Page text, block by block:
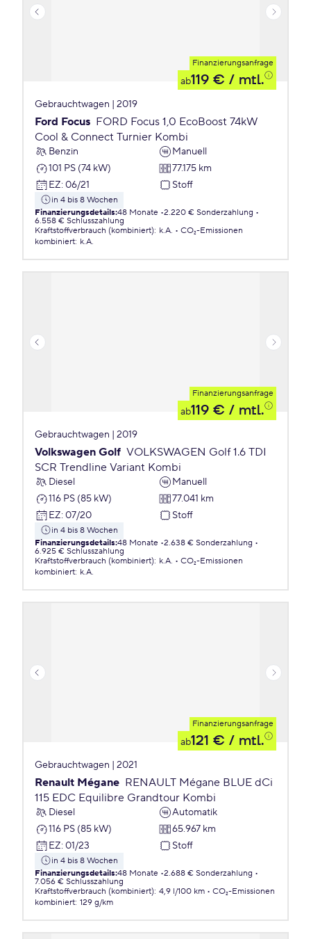
Finanzierungsanfrage
ab119 € / mtl.
Gebrauchtwagen | 2019
Ford Focus FORD Focus 1,0 EcoBoost 74kW
Cool & Connect Turnier Kombi
Benzin
Manuell
101 PS (74 kW)
77.175 km
EZ: 06/21 Stoff
in 4 bis 8 Wochen
Finanzierungsdetails:48 Monate 2.220 € Sonderzahlung
6.558 € Schlusszahlung
Kraftstoffverbrauch (kombiniert): k.A.
CO₂-Emissionen
kombiniert: k.A.
Finanzierungsanfrage
ab119 € / mtl.
Gebrauchtwagen | 2019
Volkswagen Golf VOLKSWAGEN Golf 1.6 TDI
SCR Trendline Variant Kombi
Diesel
Manuell
116 PS (85 kW)
77.041 km
EZ: 07/20 Stoff
in 4 bis 8 Wochen
Finanzierungsdetails:48 Monate 2.638 € Sonderzahlung
6.925 € Schlusszahlung
Kraftstoffverbrauch (kombiniert): k.A.
CO₂-Emissionen
kombiniert: k.A.
Finanzierungsanfrage
ab121 € / mtl.
Gebrauchtwagen | 2021
Renault Mégane RENAULT Mégane BLUE dCi
115 EDC Equilibre Grandtour Kombi
Diesel
Automatik
116 PS (85 kW)
65.967 km
EZ: 01/23 Stoff
in 4 bis 8 Wochen
Finanzierungsdetails:48 Monate 2.688 € Sonderzahlung
7.056 € Schlusszahlung
Kraftstoffverbrauch (kombiniert): 4,9 l/100 km
CO₂-Emissionen
kombiniert: 129 g/km